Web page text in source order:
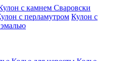
с камнем Сваровски
с перламутром Кулон с